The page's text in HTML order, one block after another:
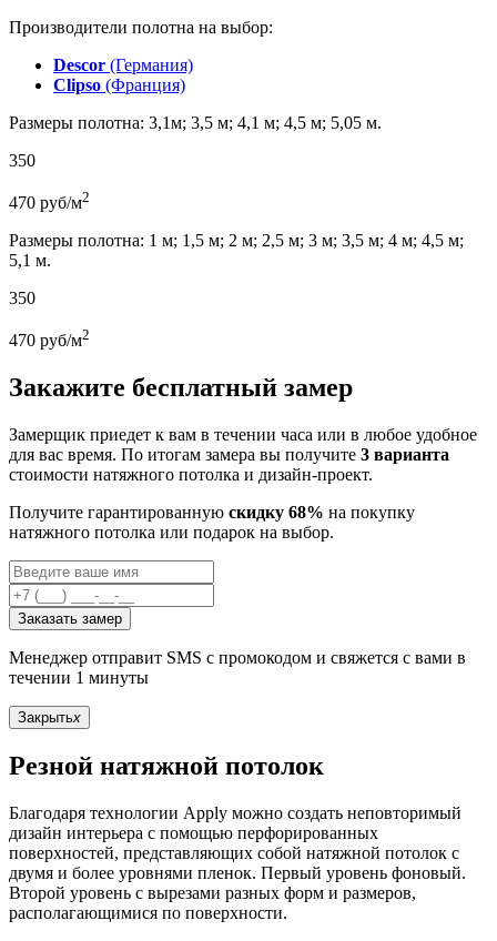
Производители полотна на выбор:
Descor (Германия)
Clipso (Франция)
Размеры полотна: 3,1м; 3,5 м; 4,1 м; 4,5 м; 5,05 м.
350
470 руб/м2
Размеры полотна: 1 м; 1,5 м; 2 м; 2,5 м; 3 м; 3,5 м; 4 м; 4,5 м;
5,1 м.
350
470 руб/м2
Закажите бесплатный замер
Замерщик приедет к вам в течении часа или в любое удобное
для вас время. По итогам замера вы получите 3 варианта
стоимости натяжного потолка и дизайн-проект.
Получите гарантированную скидку 68% на покупку
натяжного потолка или подарок на выбор.
Заказать замер
Менеджер отправит SMS с промокодом и свяжется с вами в
течении 1 минуты
Закрытьx
Резной натяжной потолок
Благодаря технологии Apply можно создать неповторимый
дизайн интерьера с помощью перфорированных
поверхностей, представляющих собой натяжной потолок с
двумя и более уровнями пленок. Первый уровень фоновый.
Второй уровень с вырезами разных форм и размеров,
располагающимися по поверхности.